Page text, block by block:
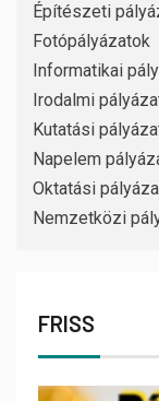
Építészeti
Fotópályázatok
Informatikai
Irodalmi
Kutatási
Napelem
Oktatási
Nemzetközi
FRISS